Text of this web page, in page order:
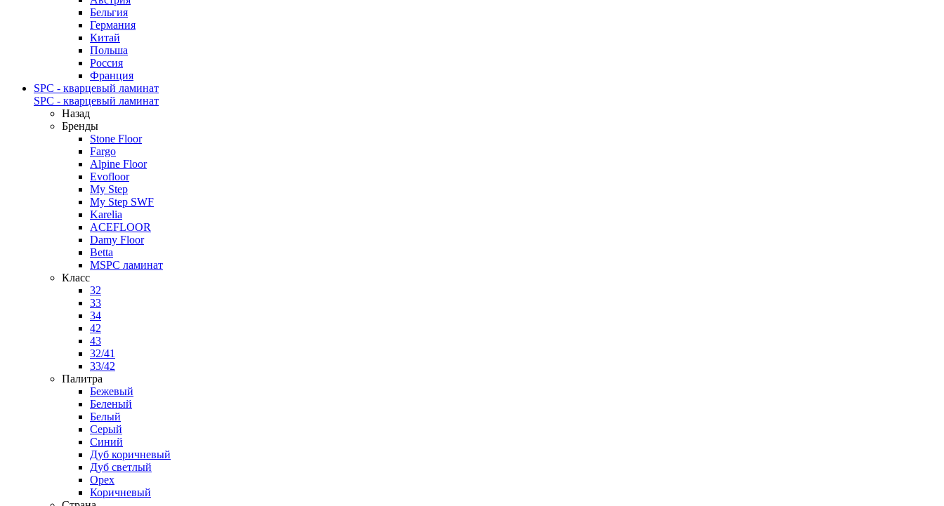
Бельгия
Германия
Китай
Польша
Россия
Франция
SPC - кварцевый ламинат
SPC - кварцевый ламинат
Назад
Бренды
Stone Floor
Fargo
Alpine Floor
Evofloor
My Step
My Step SWF
Karelia
ACEFLOOR
Damy Floor
Betta
MSPC ламинат
Класс
32
33
34
42
43
32/41
33/42
Палитра
Бежевый
Беленый
Белый
Серый
Синий
Дуб коричневый
Дуб светлый
Орех
Коричневый